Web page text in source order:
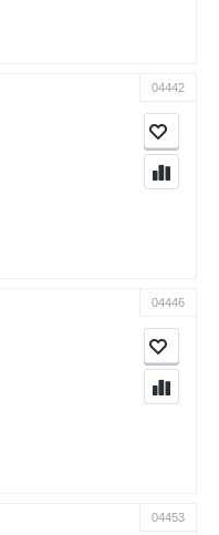
04442
04446
04453